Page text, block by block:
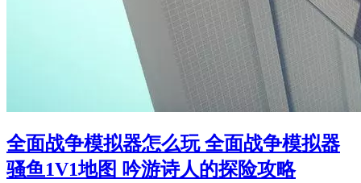
全面战争模拟器怎么玩 全面战争模拟器
骚鱼1V1地图 吟游诗人的探险攻略